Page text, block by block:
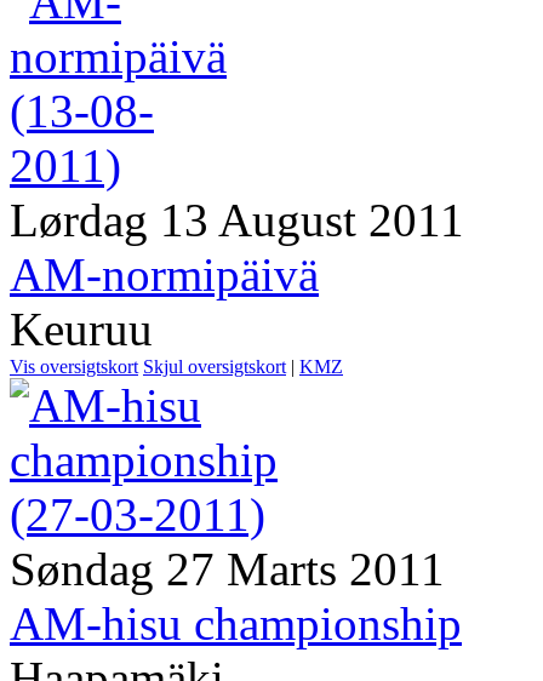
Lørdag 13 August 2011
AM-normipäivä
Keuruu
Vis oversigtskort Skjul oversigtskort | KMZ
Søndag 27 Marts 2011
AM-hisu championship